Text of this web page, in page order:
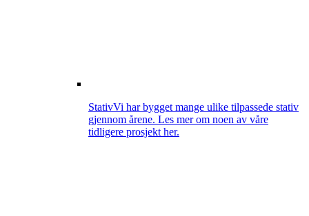
StativVi har bygget mange ulike tilpassede stativ
gjennom årene. Les mer om noen av våre
tidligere prosjekt her.